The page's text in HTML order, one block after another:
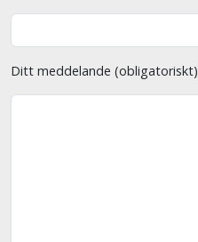
Ditt meddelande (obligatoriskt)